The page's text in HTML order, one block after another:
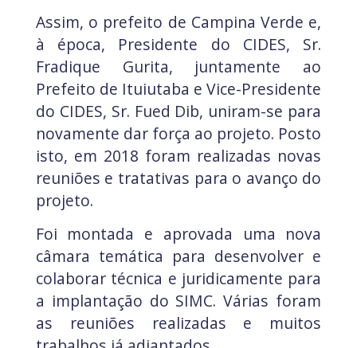
Assim, o prefeito de Campina Verde e,
à época, Presidente do CIDES, Sr.
Fradique Gurita, juntamente ao
Prefeito de Ituiutaba e Vice-Presidente
do CIDES, Sr. Fued Dib, uniram-se para
novamente dar força ao projeto. Posto
isto, em 2018 foram realizadas novas
reuniões e tratativas para o avanço do
projeto.
Foi montada e aprovada uma nova
câmara temática para desenvolver e
colaborar técnica e juridicamente para
a implantação do SIMC. Várias foram
as reuniões realizadas e muitos